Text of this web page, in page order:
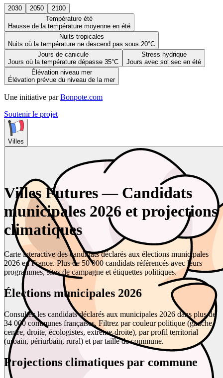
2030 2050
2100
Température été
Hausse de la température moyenne en été
Nuits tropicales
Nuits où la température ne descend pas sous 20°C
Jours de canicule
Jours où la température dépasse 35°C
Stress hydrique
Jours avec sol sec en été
Élévation niveau mer
Élévation prévue du niveau de la mer
Une initiative par Bonpote.com
Soutenir le projet
Villes
Villes Futures — Candidats
municipales 2026 et projections
climatiques
Carte interactive des candidats déclarés aux élections municipales
2026 en France. Plus de 50 000 candidats référencés avec leurs
programmes, sites de campagne et étiquettes politiques.
Élections municipales 2026
Consultez les candidats déclarés aux municipales 2026 dans plus de
34 000 communes françaises. Filtrez par couleur politique (gauche,
centre, droite, écologistes, extrême-droite), par profil territorial
(urbain, périurbain, rural) et par taille de commune.
Projections climatiques par commune